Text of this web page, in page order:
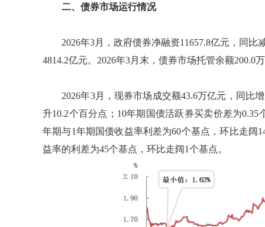
二、债券市场运行情况
2026年3月，政府债券净融资11657.8亿元，同比
4814.2亿元。2026年3月末，债券市场托管余额200.0
2026年3月，现券市场成交额43.6万亿元，同比增
升10.2个百分点；10年期国债活跃券买卖价差为0.35
年期与1年期国债收益率利差为60个基点，环比走
益率的利差为45个基点，环比走阔1个基点。